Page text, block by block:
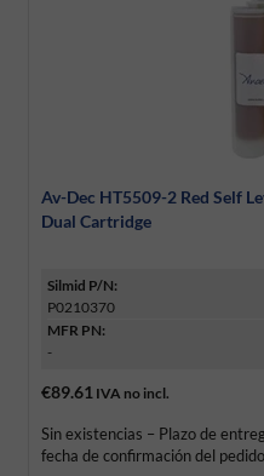
Av-Dec HT5509-2 Red Self
Dual Cartridge
Silmid P/N:
P0210370
MFR PN:
-
€89.61IVA no incl.
Sin existencias – Plazo de
fecha de confirmación del pedido